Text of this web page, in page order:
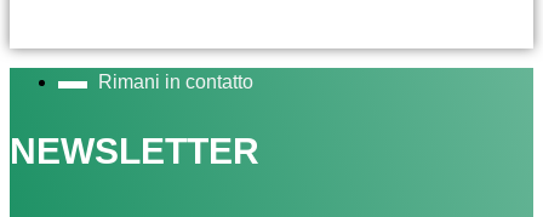
Rimani in contatto
NEWSLETTER